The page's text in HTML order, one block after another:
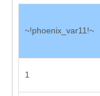
~!phoenix_var11!~
1